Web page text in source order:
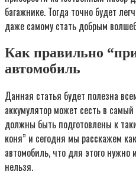
багажнике. Тогда точно будет
даже самому стать добрым
Как правильно
автомобиль
Данная статья будет полезна
аккумулятор может сесть в
должны быть подготовлены к
коня” и сегодня мы расскажем
автомобиль, что для этого нужно
нельзя.